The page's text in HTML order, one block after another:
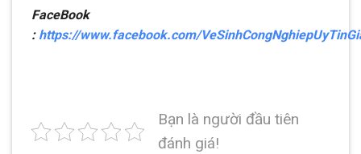
FaceBook
: https://www.facebook.com/
Bạn là người đầu tiên
đánh giá!